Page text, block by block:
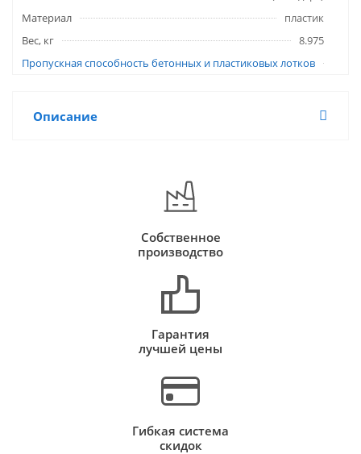
Материал
пластик
Вес, кг
8.975
Пропускная способность бетонных и пластиковых лотков
Описание
Собственное
производство
Гарантия
лучшей цены
Гибкая система
скидок